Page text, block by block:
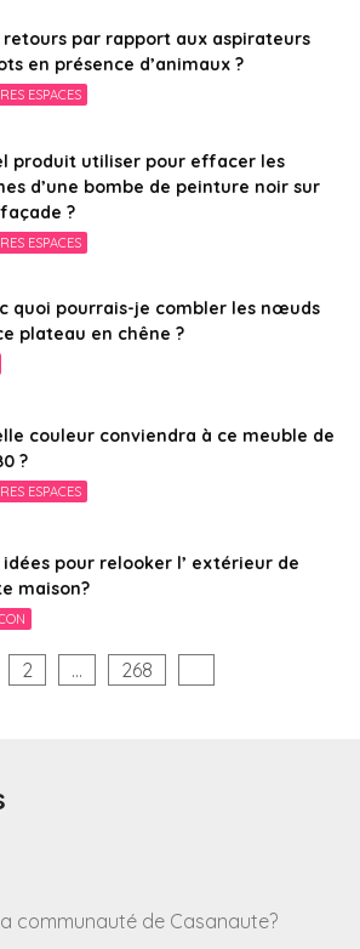
retours par rapport aux aspirateurs
en présence d’animaux ?
ESPACES
produit utiliser pour effacer les
d’une bombe de peinture noir sur
?
ESPACES
quoi pourrais-je combler les nœuds
plateau en chêne ?
couleur conviendra à ce meuble de
?
ESPACES
idées pour relooker l’ extérieur de
maison?
2 … 268
communauté de Casanaute?